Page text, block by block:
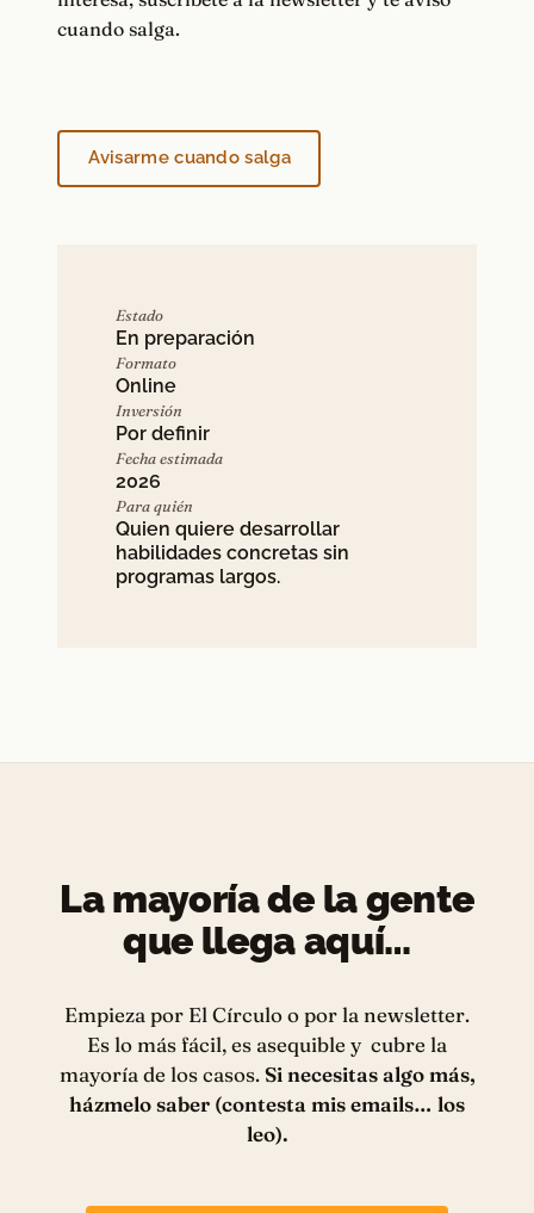
cuando salga.
Avisarme cuando salga
Estado
En preparación
Formato
Online
Inversión
Por definir
Fecha estimada
2026
Para quién
Quien quiere desarrollar
habilidades concretas sin
programas largos.
La mayoría de la gente
que llega aquí…
Empieza por El Círculo o por la newsletter.
Es lo más fácil, es asequible y cubre la
mayoría de los casos.Si necesitas algo más,
házmelo saber (contesta mis emails… los
leo).